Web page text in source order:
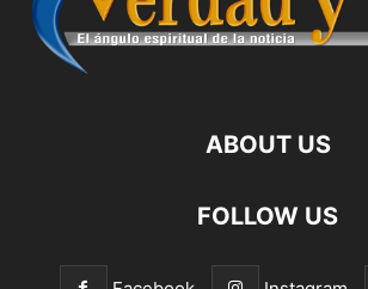
ABOUT US
FOLLOW US